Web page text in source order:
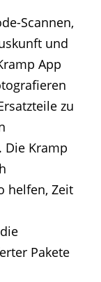
Scannen,
und
App
zu
Die Kramp
helfen, Zeit
Pakete